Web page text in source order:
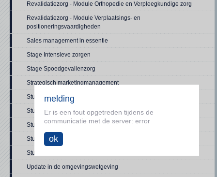
Revalidatiezorg - Module Orthopedie en Verpleegkundige zorg
Revalidatiezorg - Module Verplaatsings- en
positioneringsvaardigheden
Sales management in essentie
Stage Intensieve zorgen
Stage Spoedgevallenzorg
Strategisch marketingmanagement
Studiedag geestelijke gezondheidszorg - Module KJT - Dag 1
Studiedag geestelijke gezondheidszorg - Module KJT - Dag 2
Studiedag geestelijke gezondheidszorg - Module KJT - Dag 3
Studiedag geestelijke gezondheidszorg - Module KJT - Dag 4
Studiedag geestelijke gezondheidszorg - Module KJT - Dag 5
Update in de omgevingswetgeving
melding
Er is een fout opgetreden tijdens de
communicatie met de server: error
ok